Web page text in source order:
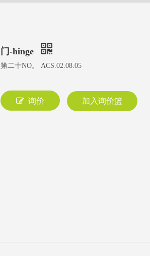
门-hinge
第二十NO。 ACS.02.08.05
询价 加入询价篮